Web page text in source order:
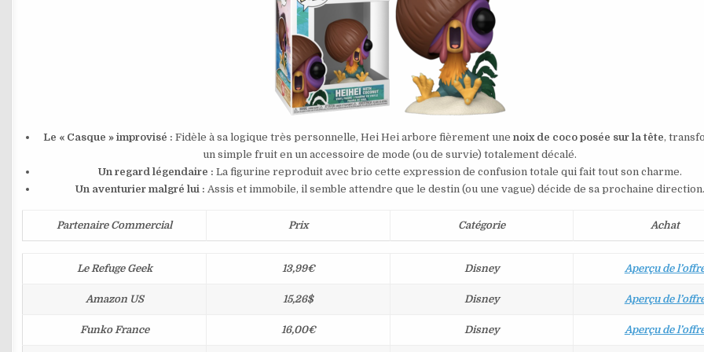
Le « Casque » improvisé : Fidèle à sa logique très personnelle, Hei Hei arbore fièrement une noix de coco posée sur la tête,
un simple fruit en un accessoire de mode (ou de survie) totalement décalé.
Un regard légendaire : La figurine reproduit avec brio cette expression de confusion totale qui fait tout son charme.
Un aventurier malgré lui : Assis et immobile, il semble attendre que le destin (ou une vague) décide de sa prochaine direction.
Partenaire Commercial Prix Catégorie Achat
Le Refuge Geek 13,99€ Disney Aperçu de
Amazon US 15,26$ Disney Aperçu de
Funko France 16,00€ Disney Aperçu de